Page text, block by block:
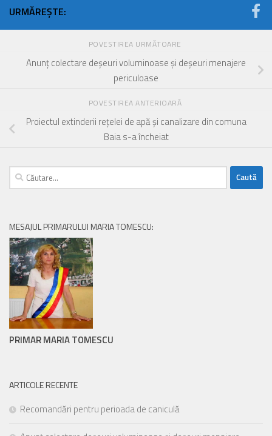
URMĂREȘTE:
POVESTIREA URMĂTOARE
Anunț colectare deșeuri voluminoase și deșeuri menajere
periculoase
POVESTIREA ANTERIOARĂ
Proiectul extinderii rețelei de apă și canalizare din comuna
Baia s-a încheiat
Caută
după:
MESAJUL PRIMARULUI MARIA TOMESCU:
PRIMAR MARIA TOMESCU
ARTICOLE RECENTE
Recomandări pentru perioada de caniculă